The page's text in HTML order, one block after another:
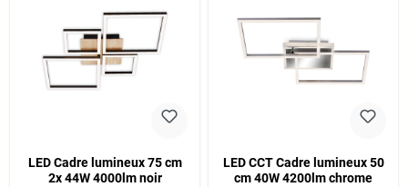
LED Cadre lumineux 75 cm
2x 44W 4000lm noir
LED CCT Cadre lumineux 50
cm 40W 4200lm chrome